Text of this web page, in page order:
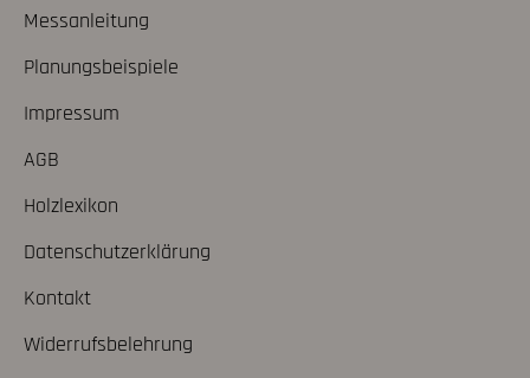
Messanleitung
Planungsbeispiele
Impressum
AGB
Holzlexikon
Datenschutzerklärung
Kontakt
Widerrufsbelehrung